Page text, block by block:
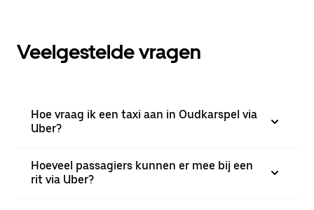
Veelgestelde vragen
Hoe vraag ik een taxi aan in Oudkarspel via
Uber?
Hoeveel passagiers kunnen er mee bij een
rit via Uber?